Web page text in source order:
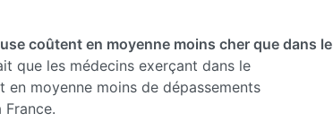
coûtent en moyenne moins cher que dans le
que les médecins exerçant dans le
moyenne moins de dépassements